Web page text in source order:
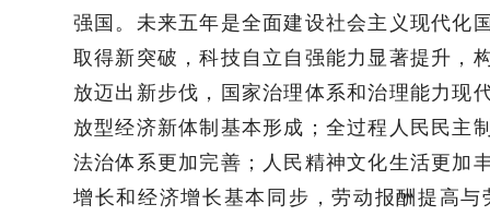
强国。未来五年是全面建设社会主义现代化
取得新突破，科技自立自强能力显著提升，
放迈出新步伐，国家治理体系和治理能力现
放型经济新体制基本形成；全过程人民民主
法治体系更加完善；人民精神文化生活更加
增长和经济增长基本同步，劳动报酬提高